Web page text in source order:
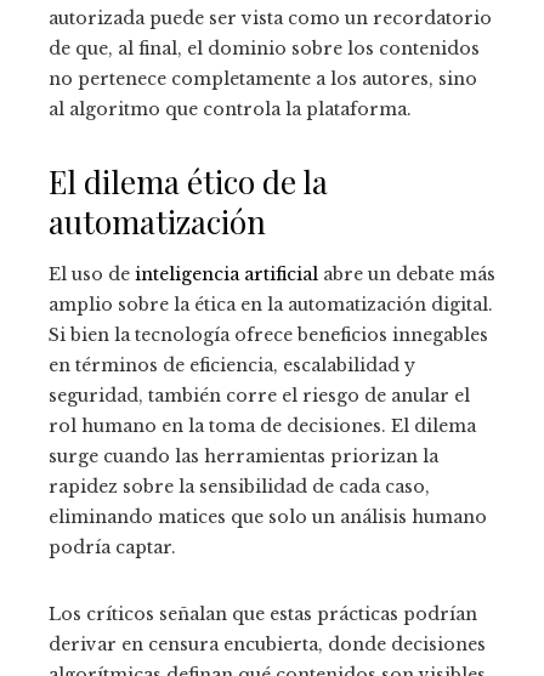
autorizada puede ser vista como un recordatorio
de que, al final, el dominio sobre los contenidos
no pertenece completamente a los autores, sino
al algoritmo que controla la plataforma.
El dilema ético de la
automatización
El uso de inteligencia artificial abre un debate más
amplio sobre la ética en la automatización digital.
Si bien la tecnología ofrece beneficios innegables
en términos de eficiencia, escalabilidad y
seguridad, también corre el riesgo de anular el
rol humano en la toma de decisiones. El dilema
surge cuando las herramientas priorizan la
rapidez sobre la sensibilidad de cada caso,
eliminando matices que solo un análisis humano
podría captar.
Los críticos señalan que estas prácticas podrían
derivar en censura encubierta, donde decisiones